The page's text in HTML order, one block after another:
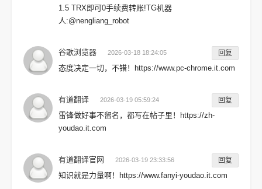
1.5 TRX即可0手续费转账!TG机器
人:@nengliang_robot
谷歌浏览器 2026-03-18 18:24:05 回复
态度决定一切，不错！https://www.pc-chrome.it.com
有道翻译 2026-03-19 05:59:24 回复
雷锋做好事不留名，都写在帖子里！https://zh-
youdao.it.com
有道翻译官网 2026-03-19 23:33:56 回复
知识就是力量啊！https://www.fanyi-youdao.it.com